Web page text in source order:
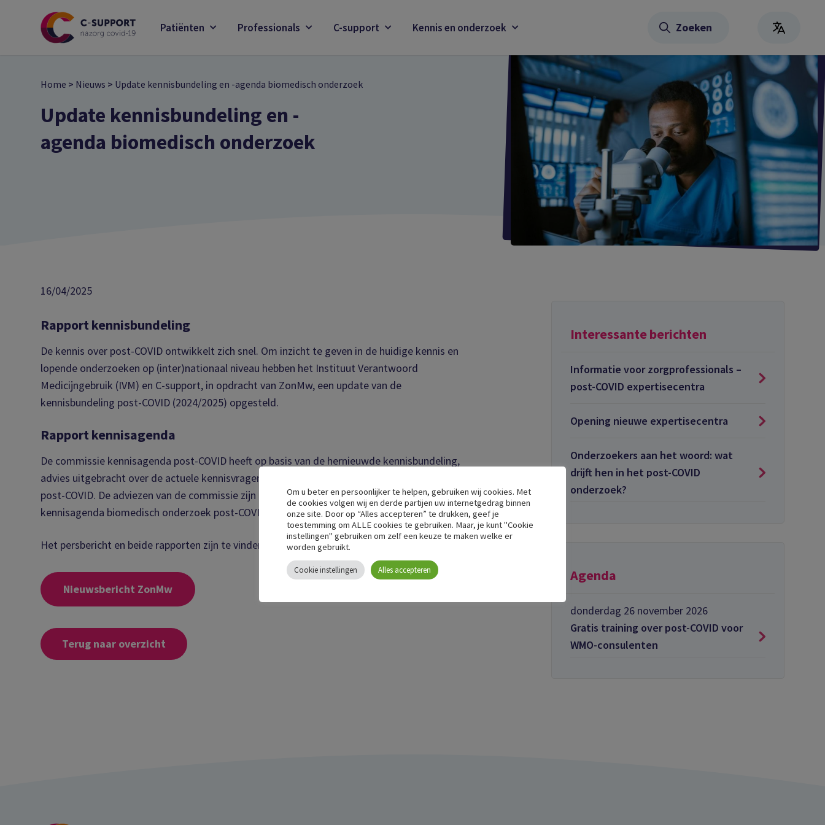
Patiënten Professionals C-support Kennis en onderzoek Zoeken
Home > Nieuws > Update kennisbundeling en -agenda biomedisch onderzoek
Update kennisbundeling en -
agenda biomedisch onderzoek
16/04/2025
Rapport kennisbundeling
De kennis over post-COVID ontwikkelt zich snel. Om inzicht te geven in de huidige kennis en
lopende onderzoeken op (inter)nationaal niveau hebben het Instituut Verantwoord
Medicijngebruik (IVM) en C-support, in opdracht van ZonMw, een update van de
kennisbundeling post-COVID (2024/2025) opgesteld.
Rapport kennisagenda
De commissie kennisagenda post-COVID heeft op basis van de hernieuwde kennisbundeling,
advies uitgebracht over de actuele kennisvragen op het gebied van biomedisch onderzoek naar
post-COVID. De adviezen van de commissie zijn beschreven in het rapport ‘update
kennisagenda biomedisch onderzoek post-COVID’.
Het persbericht en beide rapporten zijn te vinden op de website van ZonMw.
Nieuwsbericht ZonMw
Terug naar overzicht
Interessante berichten
Informatie voor zorgprofessionals –
post-COVID expertisecentra
Opening nieuwe expertisecentra
Onderzoekers aan het woord: wat
drijft hen in het post-COVID
onderzoek?
Agenda
donderdag 26 november 2026
Gratis training over post-COVID voor
WMO-consulenten
Om u beter en persoonlijker te helpen, gebruiken wij cookies. Met
de cookies volgen wij en derde partijen uw internetgedrag binnen
onze site. Door op “Alles accepteren” te drukken, geef je
toestemming om ALLE cookies te gebruiken. Maar, je kunt "Cookie
instellingen" gebruiken om zelf een keuze te maken welke er
worden gebruikt.
Cookie instellingen Alles accepteren